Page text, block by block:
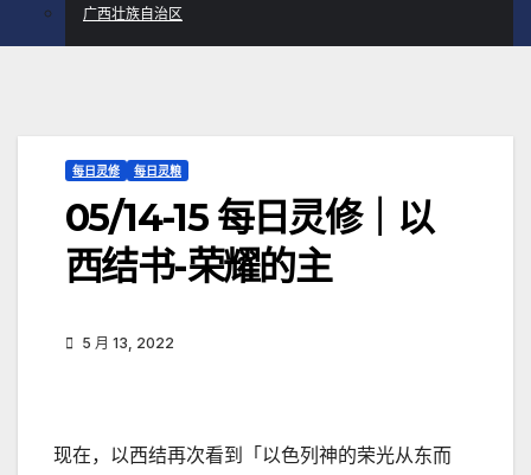
广西壮族自治区
每日灵修 每日灵粮
05/14-15 每日灵修｜以
西结书-荣耀的主
5 月 13, 2022
现在，以西结再次看到「以色列神的荣光从东而